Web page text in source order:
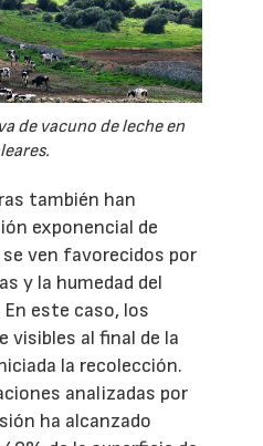
de vacuno de leche en
también han
exponencial de
ven favorecidos por
y la humedad del
En este caso, los
visibles al final de la
la recolección.
analizadas por
ha alcanzado